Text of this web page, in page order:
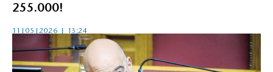
255.000!
11|05|2026 | 13:24